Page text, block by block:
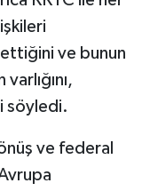
ve bunun
söyledi.
ve federal